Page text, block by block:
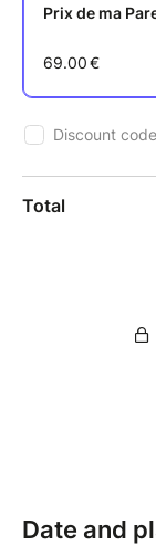
Date and